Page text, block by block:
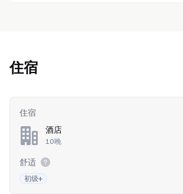
住宿
住宿
酒店
10晚
舒适
初级+